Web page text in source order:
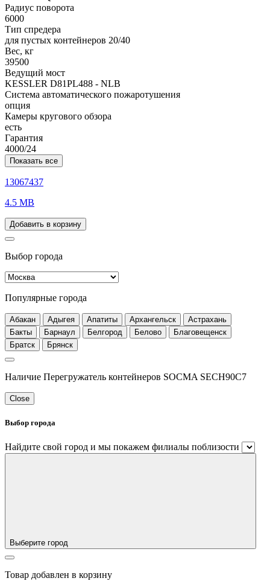
Радиус поворота
6000
Тип спредера
для пустых контейнеров 20/40
Вес, кг
39500
Ведущий мост
KESSLER D81PL488 - NLB
Система автоматического пожаротушения
опция
Камеры кругового обзора
есть
Гарантия
4000/24
Показать все
13067437
4.5 MB
Добавить в корзину
Выбор города
Популярные города
Абакан Адыгея Апатиты Архангельск
Астрахань
Бакты
Барнаул Белгород Белово
Благовещенск
Братск
Брянск
Наличие Перегружатель контейнеров SOCMA SECH90C7
Close
Выбор города
Найдите свой город и мы покажем филиалы поблизости
Выберите город
Товар добавлен в корзину